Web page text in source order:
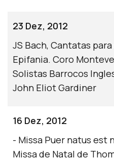
23 Dez, 2012
JS Bach, Cantatas
Epifania. Coro
Solistas Barrocos
John Eliot Gardiner
16 Dez, 2012
- Missa Puer natus est
Missa de Natal de